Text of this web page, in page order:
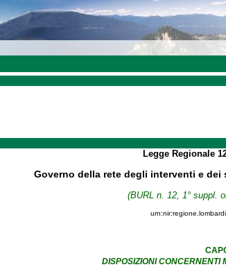
Legge Regionale
Governo della rete degli interventi e
(BURL n. 12, 1° suppl.
DISPOSIZIONI CONCERNENTI